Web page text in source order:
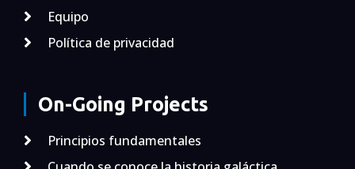
Equipo
Política de privacidad
On-Going Projects
Principios fundamentales